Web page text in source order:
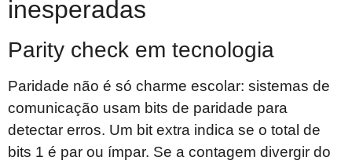
inesperadas
Parity check em tecnologia
Paridade não é só charme escolar: sistemas de
comunicação usam bits de paridade para
detectar erros. Um bit extra indica se o total de
bits 1 é par ou ímpar. Se a contagem divergir do